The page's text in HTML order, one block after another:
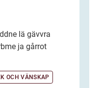
lä gävvra
ja gårrot
OCH VÄNSKAP